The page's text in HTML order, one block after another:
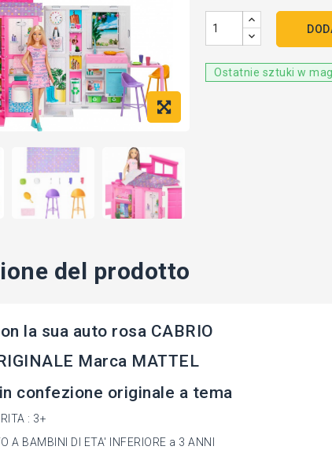
Ostatnie sztuki w
del prodotto
la sua auto rosa CABRIO
Marca MATTEL
in confezione originale a tema
: 3+
A BAMBINI DI ETA' INFERIORE a 3 ANNI